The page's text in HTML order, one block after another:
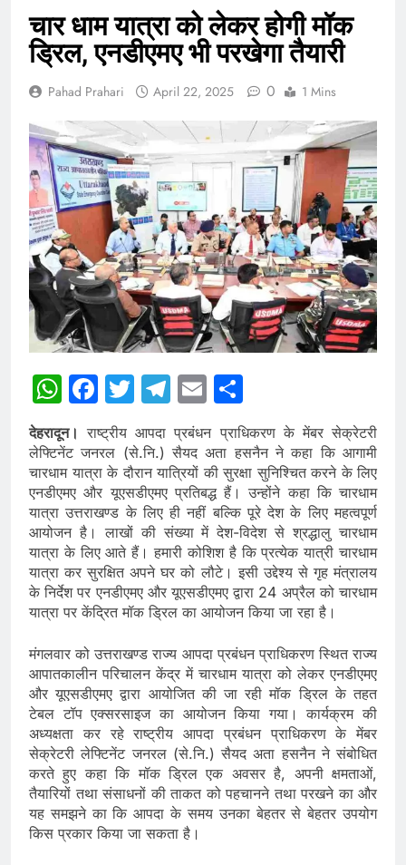
चार धाम यात्रा को लेकर होगी मॉक
ड्रिल, एनडीएमए भी परखेगा तैयारी
Pahad Prahari April 22, 2025 0 1 Mins
WhatsApp
Facebook
Twitter
Telegram
Email
देहरादून। राष्ट्रीय आपदा प्रबंधन प्राधिकरण के मेंबर सेक्रेटरी
लेफ्टिनेंट जनरल (से.नि.) सैयद अता हसनैन ने कहा कि आगामी
चारधाम यात्रा के दौरान यात्रियों की सुरक्षा सुनिश्चित करने के लिए
एनडीएमए और यूएसडीएमए प्रतिबद्ध हैं। उन्होंने कहा कि चारधाम
यात्रा उत्तराखण्ड के लिए ही नहीं बल्कि पूरे देश के लिए महत्वपूर्ण
आयोजन है। लाखों की संख्या में देश-विदेश से श्रद्धालु चारधाम
यात्रा के लिए आते हैं। हमारी कोशिश है कि प्रत्येक यात्री चारधाम
यात्रा कर सुरक्षित अपने घर को लौटे। इसी उद्देश्य से गृह मंत्रालय
के निर्देश पर एनडीएमए और यूएसडीएमए द्वारा 24 अप्रैल को चारधाम
यात्रा पर केंद्रित मॉक ड्रिल का आयोजन किया जा रहा है।
मंगलवार को उत्तराखण्ड राज्य आपदा प्रबंधन प्राधिकरण स्थित राज्य
आपातकालीन परिचालन केंद्र में चारधाम यात्रा को लेकर एनडीएमए
और यूएसडीएमए द्वारा आयोजित की जा रही मॉक ड्रिल के तहत
टेबल टॉप एक्सरसाइज का आयोजन किया गया। कार्यक्रम की
अध्यक्षता कर रहे राष्ट्रीय आपदा प्रबंधन प्राधिकरण के मेंबर
सेक्रेटरी लेफ्टिनेंट जनरल (से.नि.) सैयद अता हसनैन ने संबोधित
करते हुए कहा कि मॉक ड्रिल एक अवसर है, अपनी क्षमताओं,
तैयारियों तथा संसाधनों की ताकत को पहचानने तथा परखने का और
यह समझने का कि आपदा के समय उनका बेहतर से बेहतर उपयोग
किस प्रकार किया जा सकता है।